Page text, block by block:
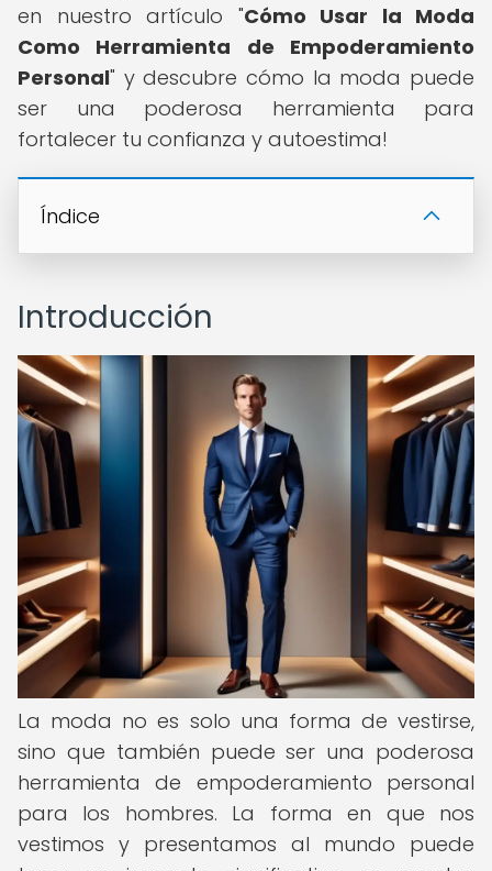
en nuestro artículo "Cómo Usar la Moda
Como Herramienta de Empoderamiento
Personal" y descubre cómo la moda puede
ser una poderosa herramienta para
fortalecer tu confianza y autoestima!
Índice
Introducción
La moda no es solo una forma de vestirse,
sino que también puede ser una poderosa
herramienta de empoderamiento personal
para los hombres. La forma en que nos
vestimos y presentamos al mundo puede